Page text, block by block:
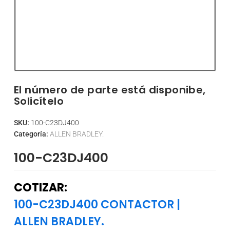
El número de parte está disponibe,
Solicítelo
SKU: 100-C23DJ400
Categoría: ALLEN BRADLEY.
100-C23DJ400
COTIZAR:
100-C23DJ400 CONTACTOR |
ALLEN BRADLEY.